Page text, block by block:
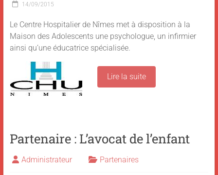
14/09/2015
Le Centre Hospitalier de Nîmes met à disposition à la
Maison des Adolescents une psychologue, un infirmier
ainsi qu’une éducatrice spécialisée.
Lire la suite
Partenaire : L’avocat de l’enfant
Administrateur Partenaires